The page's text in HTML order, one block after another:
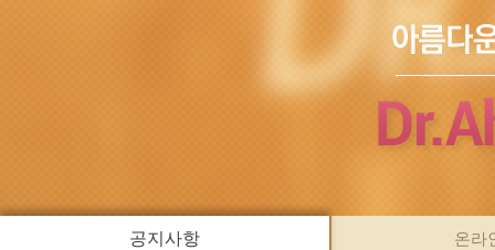
공지사항 온라